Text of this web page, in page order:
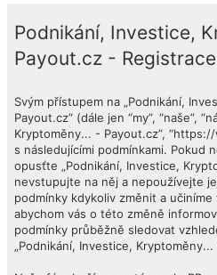
Podnikání, Investice,
Payout.cz - Registrace
Svým přístupem na „Podnikání,
Payout.cz“ (dále jen “my”, “naše”,
Kryptoměny... - Payout.cz”,
s následujícími podmínkami. Pokud
opusťte „Podnikání, Investice,
nevstupujte na něj a nepoužívejte
podmínky kdykoliv změnit a
abychom vás o této změně
podmínky průběžně sledovat
„Podnikání, Investice,